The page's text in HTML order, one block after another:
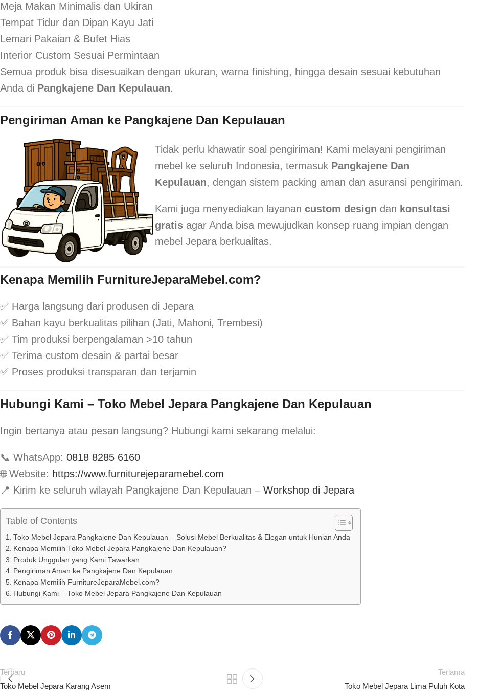
Meja Makan Minimalis dan Ukiran
Tempat Tidur dan Dipan Kayu Jati
Lemari Pakaian & Bufet Hias
Interior Custom Sesuai Permintaan
Semua produk bisa disesuaikan dengan ukuran, warna finishing, hingga desain sesuai kebutuhan
Anda di Pangkajene Dan Kepulauan.
Pengiriman Aman ke Pangkajene Dan Kepulauan
Tidak perlu khawatir soal pengiriman! Kami melayani pengiriman
mebel ke seluruh Indonesia, termasuk Pangkajene Dan
Kepulauan, dengan sistem packing aman dan asuransi pengiriman.
Kami juga menyediakan layanan custom design dan konsultasi
gratisagar Anda bisa mewujudkan konsep ruang impian dengan
mebel Jepara berkualitas.
Kenapa Memilih FurnitureJeparaMebel.com?
✅ Harga langsung dari produsen di Jepara
✅ Bahan kayu berkualitas pilihan (Jati, Mahoni, Trembesi)
✅ Tim produksi berpengalaman >10 tahun
✅ Terima custom desain & partai besar
✅ Proses produksi transparan dan terjamin
Hubungi Kami – Toko Mebel Jepara Pangkajene Dan Kepulauan
Ingin bertanya atau pesan langsung? Hubungi kami sekarang melalui:
📞 WhatsApp: 0818 8285 6160
🌐 Website: https://www.furniturejeparamebel.com
📍 Kirim ke seluruh wilayah Pangkajene Dan Kepulauan – Workshop di Jepara
Table of Contents
Toko Mebel Jepara Pangkajene Dan Kepulauan – Solusi Mebel Berkualitas & Elegan untuk Hunian Anda
Kenapa Memilih Toko Mebel Jepara Pangkajene Dan Kepulauan?
Produk Unggulan yang Kami Tawarkan
Pengiriman Aman ke Pangkajene Dan Kepulauan
Kenapa Memilih FurnitureJeparaMebel.com?
Hubungi Kami – Toko Mebel Jepara Pangkajene Dan Kepulauan
Terbaru
Toko Mebel Jepara Karang Asem
Terlama
Toko Mebel Jepara Lima Puluh Kota